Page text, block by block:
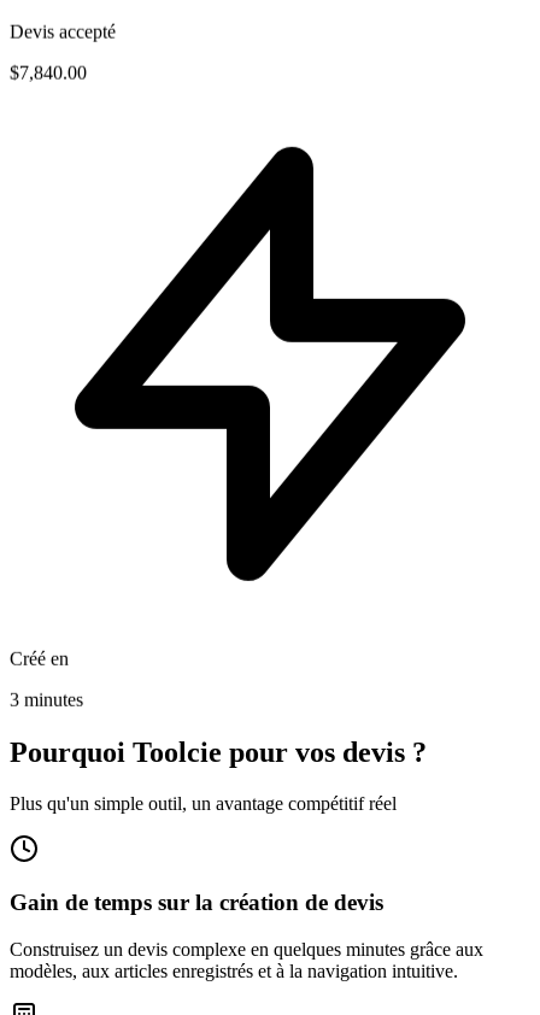
Devis accepté
$7,840.00
Créé en
3 minutes
Pourquoi Toolcie pour vos devis ?
Plus qu'un simple outil, un avantage compétitif réel
Gain de temps sur la création de devis
Construisez un devis complexe en quelques minutes grâce aux
modèles, aux articles enregistrés et à la navigation intuitive.